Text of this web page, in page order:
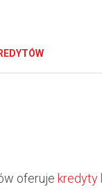
oferuje kredyty